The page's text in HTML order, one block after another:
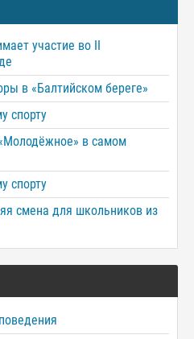
участие во II
в «Балтийском береге»
спорту
в самом
спорту
смена для школьников из